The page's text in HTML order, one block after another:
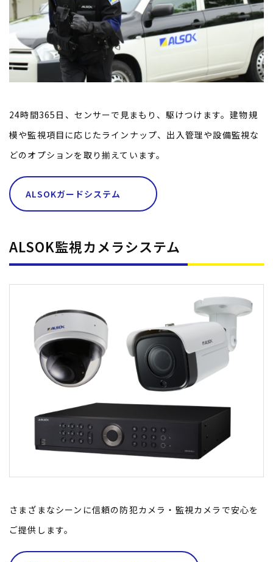
24時間365日、センサーで見まもり、駆けつけます。建物規
模や監視項目に応じたラインナップ、出入管理や設備監視な
どのオプションを取り揃えています。
ALSOKガードシステム
ALSOK監視カメラシステム
さまざまなシーンに信頼の防犯カメラ・監視カメラで安心を
ご提供します。